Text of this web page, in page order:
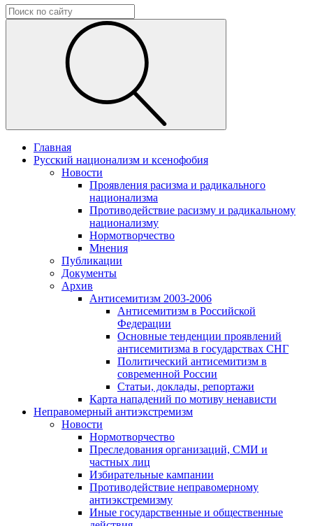
Главная
Русский национализм и ксенофобия
Новости
Проявления расизма и радикального
национализма
Противодействие расизму и радикальному
национализму
Нормотворчество
Мнения
Публикации
Документы
Архив
Антисемитизм 2003-2006
Антисемитизм в Российской
Федерации
Основные тенденции проявлений
антисемитизма в государствах СНГ
Политический антисемитизм в
современной России
Статьи, доклады, репортажи
Карта нападений по мотиву ненависти
Неправомерный антиэкстремизм
Новости
Нормотворчество
Преследования организаций, СМИ и
частных лиц
Избирательные кампании
Противодействие неправомерному
антиэкстремизму
Иные государственные и общественные